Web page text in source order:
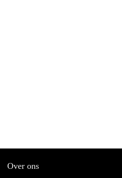
Over ons